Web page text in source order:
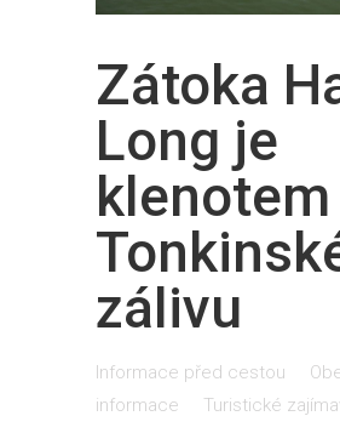
Zátoka
Long je
klenotem
zálivu
Informace před cestou
informace
Turistické